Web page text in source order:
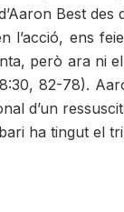
Best
l’acció, ens
però ara ni
82-78).
d’un
ha tingut